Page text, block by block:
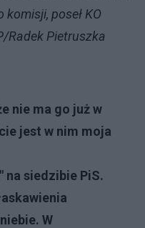
poseł KO
Radek Pietruszka
nie ma go już w
jest w nim moja
na siedzibie PiS.
W